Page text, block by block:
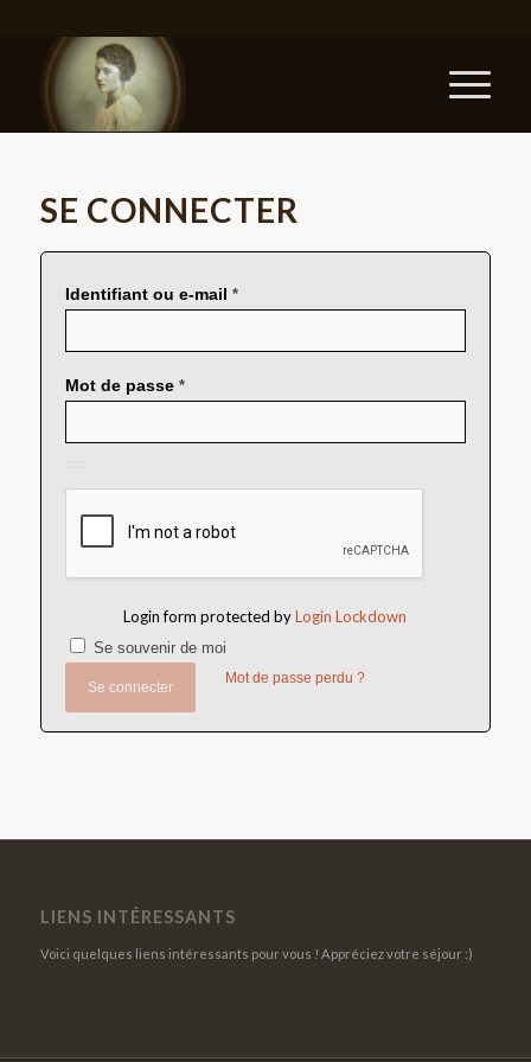
SE CONNECTER
Identifiant ou e-mail *
Mot de passe *
Login form protected byLogin Lockdown
Se souvenir de moi
Se connecter
Mot de passe perdu ?
LIENS INTÉRESSANTS
Voici quelques liens intéressants pour vous ! Appréciez votre séjour :)